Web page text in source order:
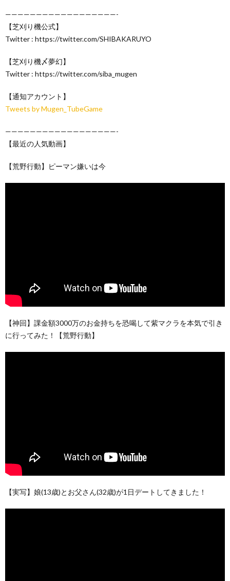
——————————————————-
【芝刈り機公式】
Twitter : https://twitter.com/SHIBAKARUYO
【芝刈り機〆夢幻】
Twitter : https://twitter.com/siba_mugen
【通知アカウント】
Tweets by Mugen_TubeGame
——————————————————-
【最近の人気動画】
【荒野行動】ピーマン嫌いは今
【神回】課金額3000万のお金持ちを恐喝して紫マクラを本気で引き
に行ってみた！【荒野行動】
【実写】娘(13歳)とお父さん(32歳)が1日デートしてきました！